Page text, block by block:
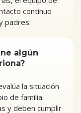
continuo
padres.
algún
la situación
de familia.
y deben cumplir